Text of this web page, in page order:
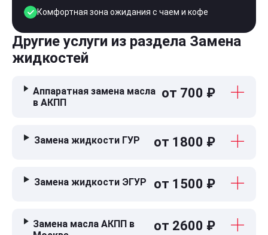
Комфортная зона ожидания с чаем и кофе
Другие услуги из раздела Замена
жидкостей
Аппаратная замена масла
в АКПП
от 700 ₽
Замена жидкости ГУР от 1800 ₽
Замена жидкости ЭГУР от 1500 ₽
Замена масла АКПП в
от 2600 ₽